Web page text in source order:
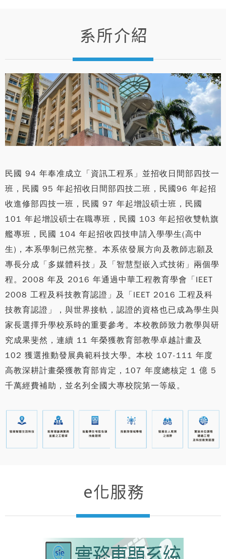
系所介紹
民國 94 年奉准成立「資訊工程系」並招收日間部四技一
班，民國 95 年起招收日間部四技二班，民國96 年起招
收進修部四技一班，民國 97 年起增設碩士班，民國
101 年起增設碩士在職專班，民國 103 年起招收雙軌旗
艦專班，民國 104 年起招收四技申請入學學生(高中
生)，本系學制已然完整。本系依發展方向及教師志願及
專長分成「多媒體科技」及「智慧型嵌入式技術」兩個學
程。2008 年及 2016 年通過中華工程教育學會「IEET
2008 工程及科技教育認證」及「IEET 2016 工程及科
技教育認證」，與世界接軌，認證的資格也已成為學生與
家長選擇升學校系時的重要參考。本校教師致力教學與研
究成果斐然，連續 11 年榮獲教育部教學卓越計畫及
102 獲選推動發展典範科技大學。本校 107-111 年度
高教深耕計畫榮獲教育部肯定，107 年度總核定 1 億 5
千萬經費補助，並名列全國大專校院第一等級。
e化服務